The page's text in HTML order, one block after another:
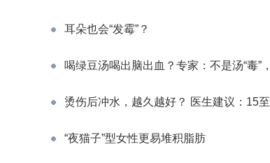
耳朵也会“发霉”？
喝绿豆汤喝出脑出血？专家：不是汤“毒”
烫伤后冲水，越久越好？ 医生建议：15
“夜猫子”型女性更易堆积脂肪